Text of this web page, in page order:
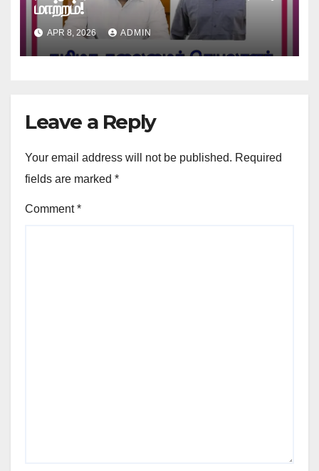
மாற்றம்!
APR 8, 2026 ADMIN
Leave a Reply
Your email address will not be published. Required
fields are marked *
Comment*